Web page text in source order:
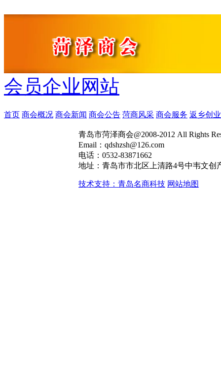
会员企业网站
首页 商会概况 商会新闻 商会公告 菏商风采 商会服务 返乡创业
青岛市菏泽商会@2008-2012 All Rights
Email：qdshzsh@126.com
电话：0532-83871662
地址：青岛市市北区上清路4号中韦文创
技术支持：青岛名商科技 网站地图